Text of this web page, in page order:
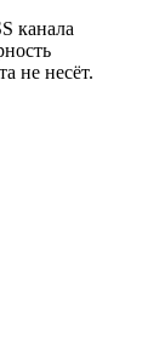
канала
не несёт.